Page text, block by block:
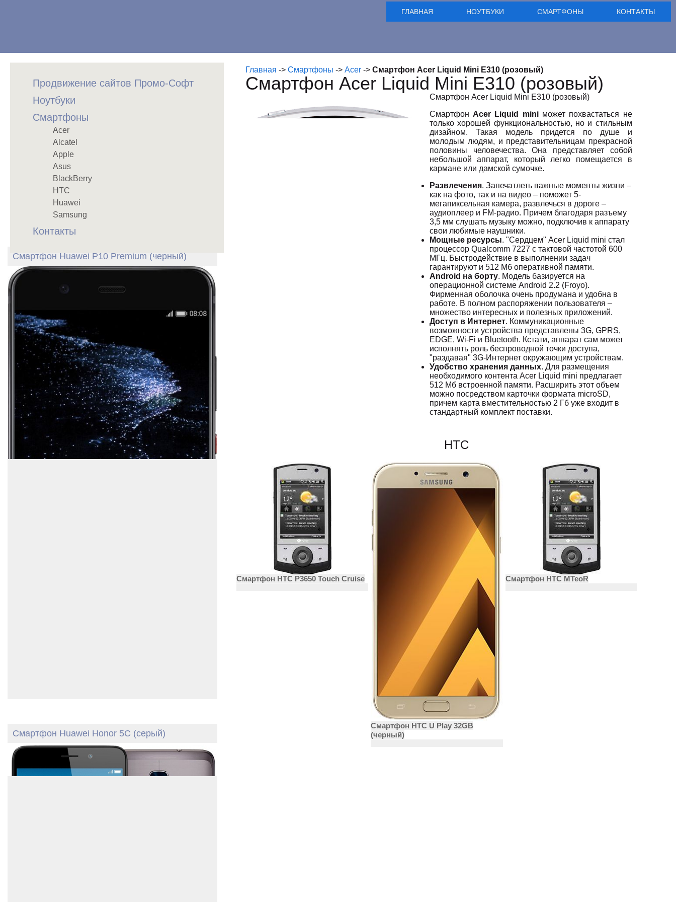
ГЛАВНАЯ НОУТБУКИ СМАРТФОНЫ КОНТАКТЫ
Продвижение сайтов Промо-Софт
Ноутбуки
Смартфоны
Acer
Alcatel
Apple
Asus
BlackBerry
HTC
Huawei
Samsung
Контакты
Смартфон Huawei P10 Premium (черный)
Смартфон Huawei Honor 5C (серый)
Главная -> Смартфоны -> Acer-> Смартфон Acer Liquid Mini E310 (розовый)
Смартфон Acer Liquid Mini E310 (розовый)
Смартфон Acer Liquid Mini E310 (розовый)
Смартфон Acer Liquid miniможет похвастаться не
только хорошей функциональностью, но и стильным
дизайном. Такая модель придется по душе и
молодым людям, и представительницам прекрасной
половины человечества. Она представляет собой
небольшой аппарат, который легко помещается в
кармане или дамской сумочке.
Развлечения. Запечатлеть важные моменты жизни –
как на фото, так и на видео – поможет 5-
мегапиксельная камера, развлечься в дороге –
аудиоплеер и FM-радио. Причем благодаря разъему
3,5 мм слушать музыку можно, подключив к аппарату
свои любимые наушники.
Мощные ресурсы. "Сердцем" Acer Liquid mini стал
процессор Qualcomm 7227 с тактовой частотой 600
МГц. Быстродействие в выполнении задач
гарантируют и 512 Мб оперативной памяти.
Android на борту. Модель базируется на
операционной системе Android 2.2 (Froyo).
Фирменная оболочка очень продумана и удобна в
работе. В полном распоряжении пользователя –
множество интересных и полезных приложений.
Доступ в Интернет. Коммуникационные
возможности устройства представлены 3G, GPRS,
EDGE, Wi-Fi и Bluetooth. Кстати, аппарат сам может
исполнять роль беспроводной точки доступа,
"раздавая" 3G-Интернет окружающим устройствам.
Удобство хранения данных. Для размещения
необходимого контента Acer Liquid mini предлагает
512 Мб встроенной памяти. Расширить этот объем
можно посредством карточки формата microSD,
причем карта вместительностью 2 Гб уже входит в
стандартный комплект поставки.
HTC
Смартфон HTC P3650 Touch Cruise
Смартфон HTC U Play 32GB
(черный)
Смартфон HTC MTeoR